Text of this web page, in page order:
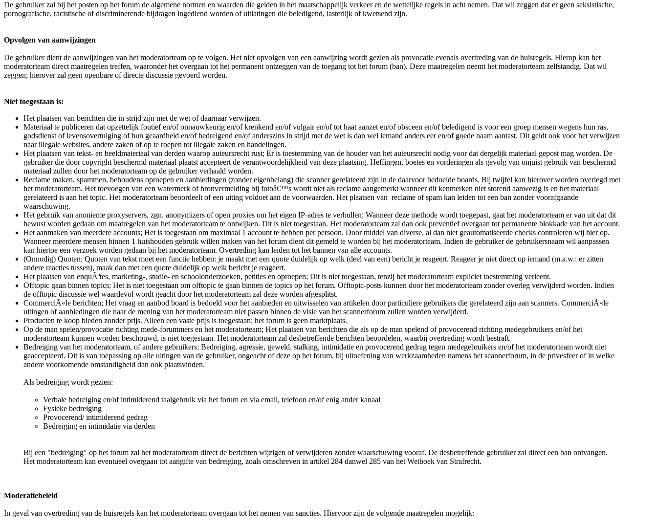
De gebruiker zal bij het posten op het forum de algemene normen en waarden die gelden in het maatschappelijk verkeer en de wettelijke regels in acht nemen. Dat wil zeggen dat er geen seksistische,
pornografische, racistische of discriminerende bijdragen ingediend worden of uitlatingen die beledigend, lasterlijk of kwetsend zijn.
Opvolgen van aanwijzingen
De gebruiker dient de aanwijzingen van het moderatorteam op te volgen. Het niet opvolgen van een aanwijzing wordt gezien als provocatie evenals overtreding van de huisregels. Hierop kan het
moderatorteam direct maatregelen treffen, waaronder het overgaan tot het permanent ontzeggen van de toegang tot het forum (ban). Deze maatregelen neemt het moderatorteam zelfstandig. Dat wil
zeggen; hierover zal geen openbare of directe discussie gevoerd worden.
Niet toegestaan is:
Het plaatsen van berichten die in strijd zijn met de wet of daarnaar verwijzen.
Materiaal te publiceren dat opzettelijk foutief en/of onnauwkeurig en/of krenkend en/of vulgair en/of tot haat aanzet en/of obsceen en/of beledigend is voor een groep mensen wegens hun ras,
godsdienst of levensovertuiging of hun geaardheid en/of bedreigend en/of anderszins in strijd met de wet is dan wel iemand anders eer en/of goede naam aantast. Dit geldt ook voor het verwijzen
naar illegale websites, andere zaken of op te roepen tot illegale zaken en handelingen.
Het plaatsen van tekst- en beeldmateriaal van derden waarop auteursrecht rust; Er is toestemming van de houder van het auteursrecht nodig voor dat dergelijk materiaal gepost mag worden. De
gebruiker die door copyright beschermd materiaal plaatst accepteert de verantwoordelijkheid van deze plaatsing. Heffingen, boetes en vorderingen als gevolg van onjuist gebruik van beschermd
materiaal zullen door het moderatorteam op de gebruiker verhaald worden.
Reclame maken, spammen, behoudens oproepen en aanbiedingen (zonder eigenbelang) die scanner gerelateerd zijn in de daarvoor bedoelde boards. Bij twijfel kan hierover worden overlegd met
het moderatorteam. Het toevoegen van een watermerk of bronvermelding bij fotoâ€™s wordt niet als reclame aangemerkt wanneer dit kenmerken niet storend aanwezig is en het materiaal
gerelateerd is aan het topic. Het moderatorteam beoordeelt of een uiting voldoet aan de voorwaarden. Het plaatsen van reclame of spam kan leiden tot een ban zonder voorafgaande
waarschuwing.
Het gebruik van anonieme proxyservers, zgn. anonymizers of open proxies om het eigen IP-adres te verhullen; Wanneer deze methode wordt toegepast, gaat het moderatorteam er van uit dat dit
bewust worden gedaan om maatregelen van het moderatorteam te ontwijken. Dit is niet toegestaan. Het moderatorteam zal dan ook preventief overgaan tot permanente blokkade van het account.
Het aanmaken van meerdere accounts; Het is toegestaan om maximaal 1 account te hebben per persoon. Door middel van diverse, al dan niet geautomatiseerde checks controleren wij hier op.
Wanneer meerdere mensen binnen 1 huishouden gebruik willen maken van het forum dient dit gemeld te worden bij het moderatorteam. Indien de gebruiker de gebruikersnaam wil aanpassen
kan hiertoe een verzoek worden gedaan bij het moderatorteam. Overtreding kan leiden tot het bannen van alle accounts.
(Onnodig) Quoten; Quoten van tekst moet een functie hebben: je maakt met een quote duidelijk op welk (deel van een) bericht je reageert. Reageer je niet direct op iemand (m.a.w.: er zitten
andere reacties tussen), maak dan met een quote duidelijk op welk bericht je reageert.
Het plaatsen van enquÃªtes, marketing-, studie- en schoolonderzoeken, petities en oproepen; Dit is niet toegestaan, tenzij het moderatorteam expliciet toestemming verleent.
Offtopic gaan binnen topics; Het is niet toegestaan om offtopic te gaan binnen de topics op het forum. Offtopic-posts kunnen door het moderatorteam zonder overleg verwijderd worden. Indien
de offtopic discussie wel waardevol wordt geacht door het moderatorteam zal deze worden afgesplitst.
CommerciÃ«le berichten; Het vraag en aanbod board is bedoeld voor het aanbieden en uitwisselen van artikelen door particuliere gebruikers die gerelateerd zijn aan scanners. CommerciÃ«le
uitingen of aanbiedingen die naar de mening van het moderatorteam niet passen binnen de visie van het scannerforum zullen worden verwijderd.
Producten te koop bieden zonder prijs. Alleen een vaste prijs is toegestaan; het forum is geen marktplaats.
Op de man spelen/provocatie richting mede-forummers en het moderatorteam; Het plaatsen van berichten die als op de man spelend of provocerend richting medegebruikers en/of het
moderatorteam kunnen worden beschouwd, is niet toegestaan. Het moderatorteam zal desbetreffende berichten beoordelen, waarbij overtreding wordt bestraft.
Bedreiging van het moderatorteam, of andere gebruikers; Bedreiging, agressie, geweld, stalking, intimidatie en provocerend gedrag tegen medegebruikers en/of het moderatorteam wordt niet
geaccepteerd. Dit is van toepassing op alle uitingen van de gebruiker, ongeacht of deze op het forum, bij uitoefening van werkzaamheden namens het scannerforum, in de privesfeer of in welke
andere voorkomende omstandigheid dan ook plaatsvinden.
Als bedreiging wordt gezien:
Verbale bedreiging en/of intimiderend taalgebruik via het forum en via email, telefoon en/of enig ander kanaal
Fysieke bedreiging
Provocerend/ intimiderend gedrag
Bedreiging en intimidatie via derden
Bij een "bedreiging" op het forum zal het moderatorteam direct de berichten wijzigen of verwijderen zonder waarschuwing vooraf. De desbetreffende gebruiker zal direct een ban ontvangen.
Het moderatorteam kan eventueel overgaan tot aangifte van bedreiging, zoals omschreven in artikel 284 danwel 285 van het Wetboek van Strafrecht.
Moderatiebeleid
In geval van overtreding van de huisregels kan het moderatorteam overgaan tot het nemen van sancties. Hiervoor zijn de volgende maatregelen mogelijk: